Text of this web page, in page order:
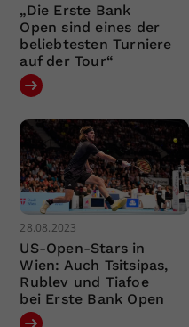
„Die Erste Bank
Open sind eines der
beliebtesten Turniere
auf der Tour“
28.08.2023
US-Open-Stars in
Wien: Auch Tsitsipas,
Rublev und Tiafoe
bei Erste Bank Open